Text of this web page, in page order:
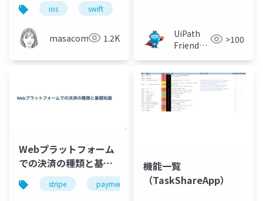
ios swift
masacom 1.2K
UiPath
Friends
>100
Webプラットフォーム
での決済の種類と基礎
知識
stripe payment オンライン決済
機能一覧
（TaskShareApp）